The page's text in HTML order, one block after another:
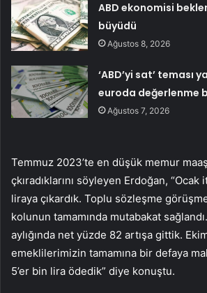
ABD ekonomisi
büyüdü
Ağustos 8, 2026
‘ABD’yi sat’ teması
euroda değerlenme
Ağustos 7, 2026
Temmuz 2023’te en düşük memur
çkıradıklarını söyleyen Erdoğan,
liraya çıkardık. Toplu sözleşme
kolunun tamamında mutabakat
aylığında net yüzde 82 artışa gittik.
emeklilerimizin tamamına bir defaya
5’er bin lira ödedik” diye konuştu.